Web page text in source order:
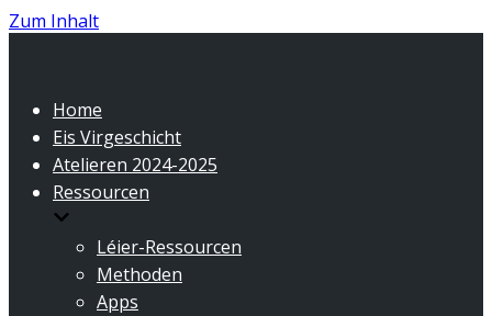
Zum Inhalt
Home
Eis Virgeschicht
Atelieren 2024-2025
Ressourcen
Léier-Ressourcen
Methoden
Apps